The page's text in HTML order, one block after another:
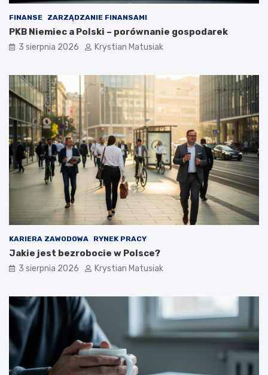
FINANSE ZARZĄDZANIE FINANSAMI
PKB Niemiec a Polski – porównanie gospodarek
3 sierpnia 2026 Krystian Matusiak
KARIERA ZAWODOWA RYNEK PRACY
Jakie jest bezrobocie w Polsce?
3 sierpnia 2026 Krystian Matusiak